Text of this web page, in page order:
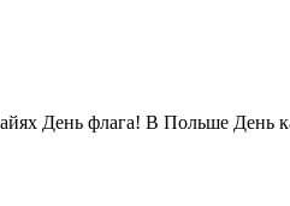
День флага! В Польше День